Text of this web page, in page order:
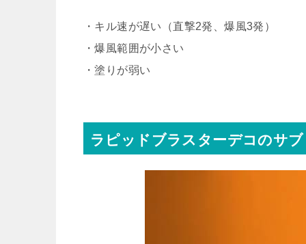
・キル速が遅い（直撃2発、爆風3発）
・爆風範囲が小さい
・塗りが弱い
ラピッドブラスターデコのサ